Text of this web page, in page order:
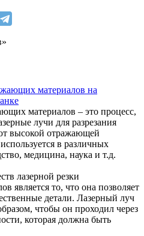
материалов – это процесс,
лучи для разрезания
высокой отражающей
в различных
медицина, наука и т.д.
лазерной резки
является то, что она позволяет
детали. Лазерный луч
чтобы он проходил через
которая должна быть